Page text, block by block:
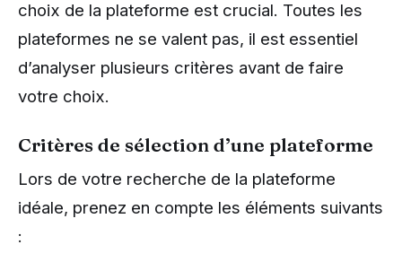
choix de la plateforme est crucial. Toutes les
plateformes ne se valent pas, il est essentiel
d’analyser plusieurs critères avant de faire
votre choix.
Critères de sélection d’une plateforme
Lors de votre recherche de la plateforme
idéale, prenez en compte les éléments suivants
: